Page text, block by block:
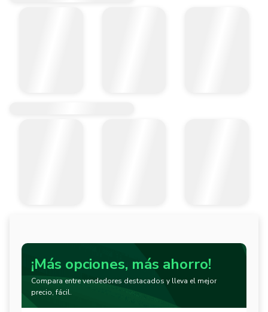
¡Más opciones, más ahorro!
Compara entre vendedores destacados y lleva el mejor
precio, fácil.